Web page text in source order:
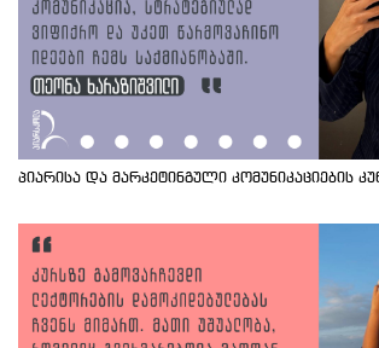
პიარისა და მარკეტინგული კომუნიკაციების